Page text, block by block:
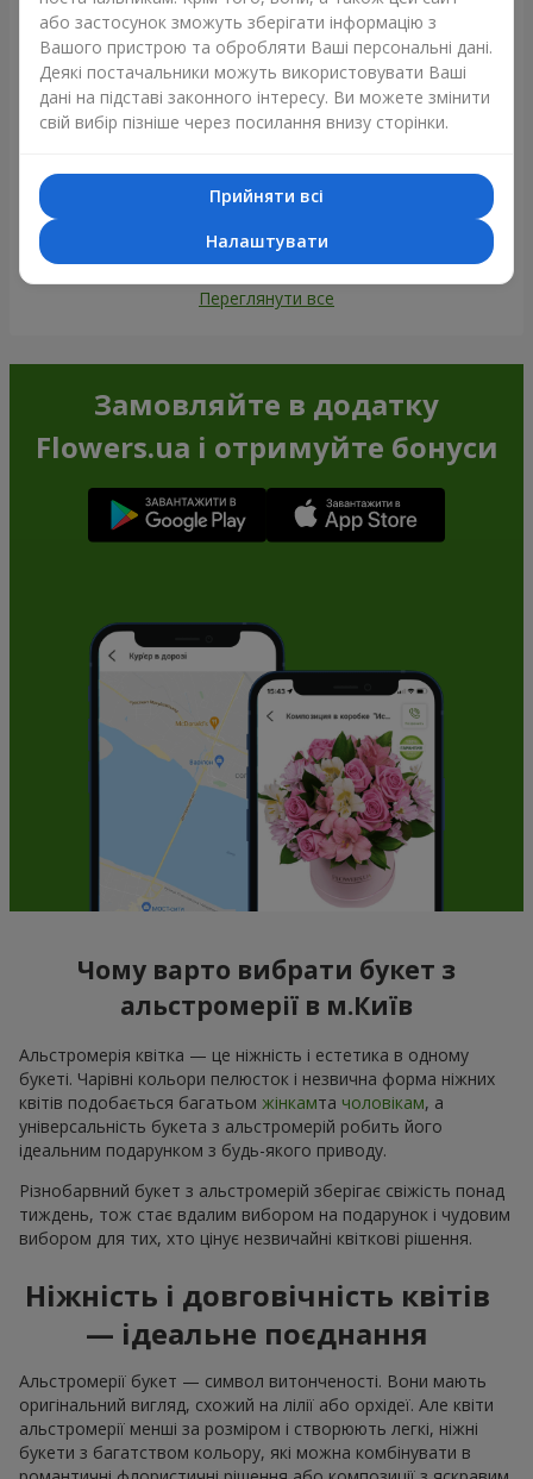
Переглянути все
Замовляйте в додатку
Flowers.ua і отримуйте бонуси
Чому варто вибрати букет з
альстромерії в м.Київ
Альстромерія квітка — це ніжність і естетика в одному
букеті. Чарівні кольори пелюсток і незвична форма ніжних
квітів подобається багатьом жінкамта чоловікам, а
універсальність букета з альстромерій робить його
ідеальним подарунком з будь-якого приводу.
Різнобарвний букет з альстромерій зберігає свіжість понад
тиждень, тож стає вдалим вибором на подарунок і чудовим
вибором для тих, хто цінує незвичайні квіткові рішення.
Ніжність і довговічність квітів
— ідеальне поєднання
Альстромерії букет — символ витонченості. Вони мають
оригінальний вигляд, схожий на лілії або орхідеї. Але квіти
альстромерії менші за розміром і створюють легкі, ніжні
букети з багатством кольору, які можна комбінувати в
або застосунок зможуть зберігати інформацію з
Вашого пристрою та обробляти Ваші персональні дані.
Деякі постачальники можуть використовувати Ваші
дані на підставі законного інтересу. Ви можете змінити
свій вибір пізніше через посилання внизу сторінки.
Прийняти всі
Налаштувати